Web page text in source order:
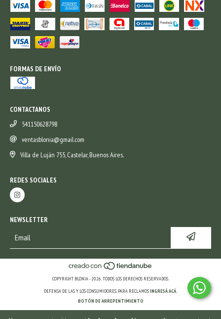
FORMAS DE ENVÍO
CONTACTANOS
541150628798
ventasblonia@gmail.com
Villa de Luján 755, Castelar, Buenos Aires.
REDES SOCIALES
NEWSLETTER
COPYRIGHT BLONIA - 2026. TODOS LOS DERECHOS RESERVADOS.
DEFENSA DE LAS Y LOS CONSUMIDORES. PARA RECLAMOSINGRESÁ ACÁ.
BOTÓN DE ARREPENTIMIENTO